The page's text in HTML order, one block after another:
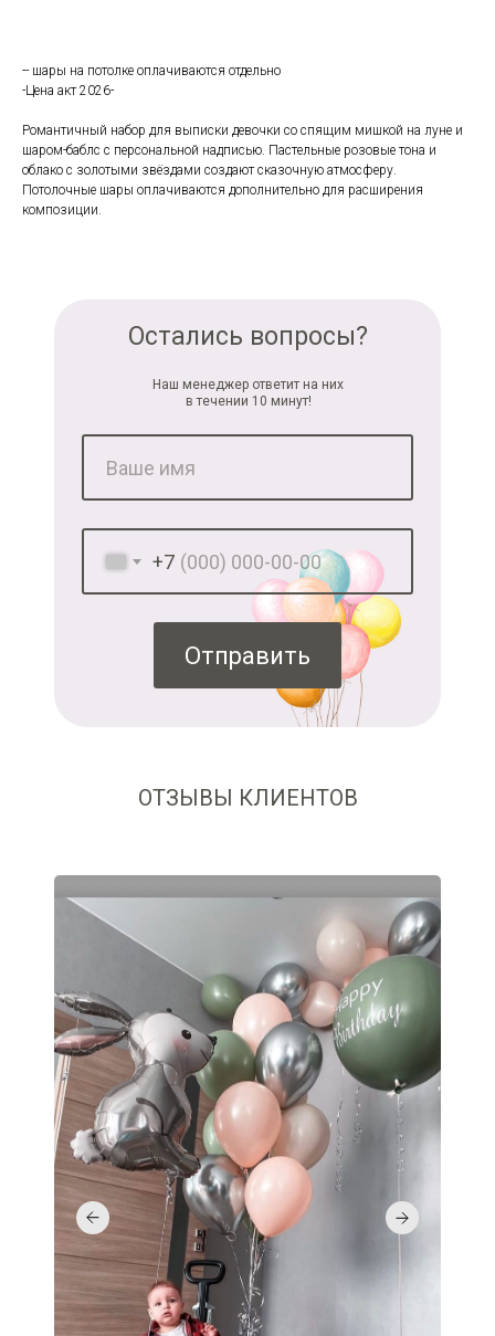
-- шары на потолке оплачиваются отдельно
-Цена акт 2026-
Романтичный набор для выписки девочки со спящим мишкой на луне и
шаром-баблс с персональной надписью. Пастельные розовые тона и
облако с золотыми звёздами создают сказочную атмосферу.
Потолочные шары оплачиваются дополнительно для расширения
композиции.
+7
Отправить
Остались вопросы?
Наш менеджер ответит на них
в течении 10 минут!
ОТЗЫВЫ КЛИЕНТОВ